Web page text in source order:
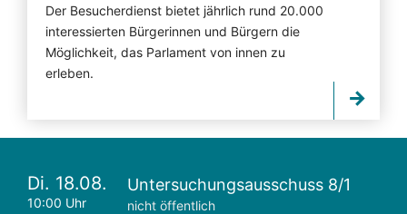
Der Besucherdienst bietet jährlich rund 20.000
interessierten Bürgerinnen und Bürgern die
Möglichkeit, das Parlament von innen zu
erleben.
Di. 18.08.
10:00 Uhr
Untersuchungsausschuss 8/1
nicht öffentlich